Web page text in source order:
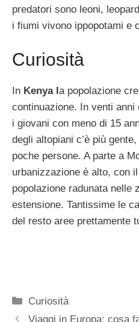
predatori sono leoni,
i fiumi vivono ippopotami e
Curiosità
In Kenya l a popolazione
continuazione. In venti
i giovani con meno di 15
degli altopiani c’è più
poche persone. A parte a
urbanizzazione è alto, con
popolazione radunata nelle
estensione. Tantissime le
del resto aree prettamente
Categorie
Curiosità
Viaggi in Europa: cosa